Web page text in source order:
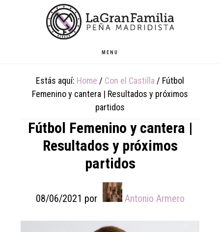
MENU
Estás aquí: Home / Con el Castilla / Fútbol
Femenino y cantera | Resultados y próximos
partidos
Fútbol Femenino y cantera |
Resultados y próximos
partidos
08/06/2021 por Antonio Armero